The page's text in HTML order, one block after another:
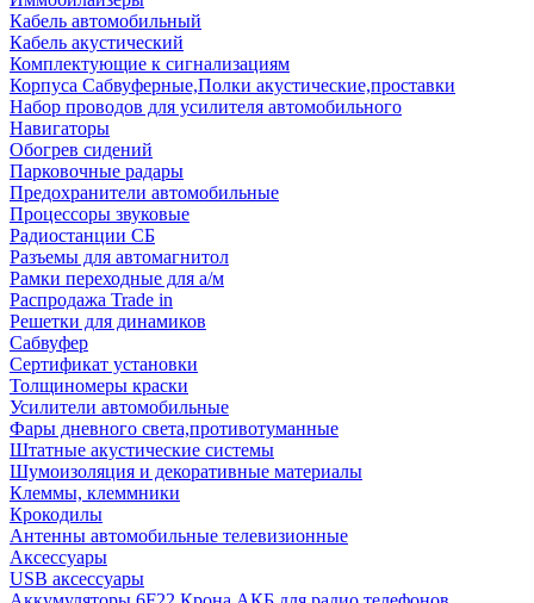
Кабель автомобильный
Кабель акустический
Комплектующие к сигнализациям
Корпуса Сабвуферные,Полки акустические,проставки
Набор проводов для усилителя автомобильного
Навигаторы
Обогрев сидений
Парковочные радары
Предохранители автомобильные
Процессоры звуковые
Радиостанции СБ
Разъемы для автомагнитол
Рамки переходные для а/м
Распродажа Trade in
Решетки для динамиков
Сабвуфер
Сертификат установки
Толщиномеры краски
Усилители автомобильные
Фары дневного света,противотуманные
Штатные акустические системы
Шумоизоляция и декоративные материалы
Клеммы, клеммники
Крокодилы
Антенны автомобильные телевизионные
Аксессуары
USB аксессуары